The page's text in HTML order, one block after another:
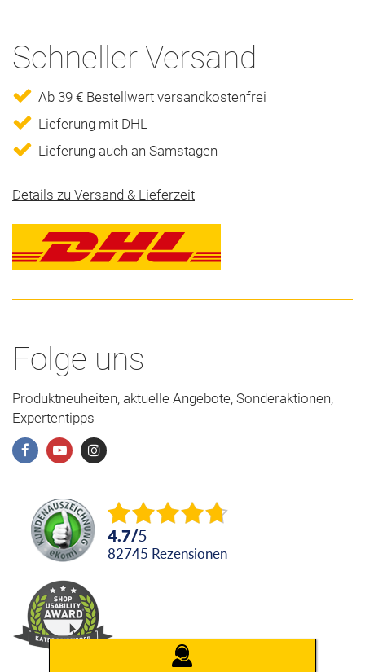
JOSERA
BERATUNG
Schneller Versand
Ab 39 € Bestellwert versandkostenfrei
Lieferung mit DHL
Lieferung auch an Samstagen
Details zu Versand & Lieferzeit
Folge uns
Produktneuheiten, aktuelle Angebote, Sonderaktionen,
Expertentipps
4.7/5
82745 Rezensionen